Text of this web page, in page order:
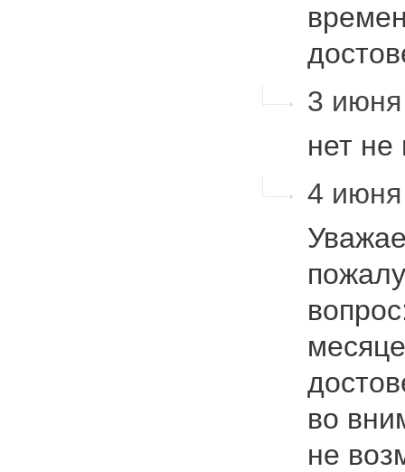
3
нет
4 июня
во
не